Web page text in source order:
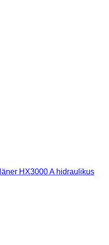
HX3000 A hidraulikus